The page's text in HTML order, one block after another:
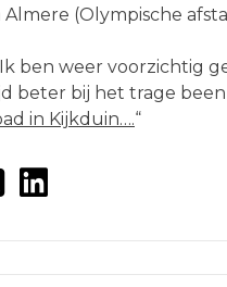
(Olympische
ben weer voorzichtig
beter bij het trage
in Kijkduin….“